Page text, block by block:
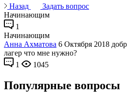
Назад
Задать вопрос
Начинающим
1
Начинающим
Анна Ахматова 6 Октября 2018
лагер что мне нужно?
1
1045
Популярные вопросы